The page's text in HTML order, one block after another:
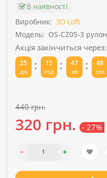
В наявності
Виробник: 3D Loft
Модель: OS-CZ05-3 рулон
Акція закінчиться через:
25
дн
:
15
год
:
47
хв
:
48
сек
440 грн.
320 грн. - 27%